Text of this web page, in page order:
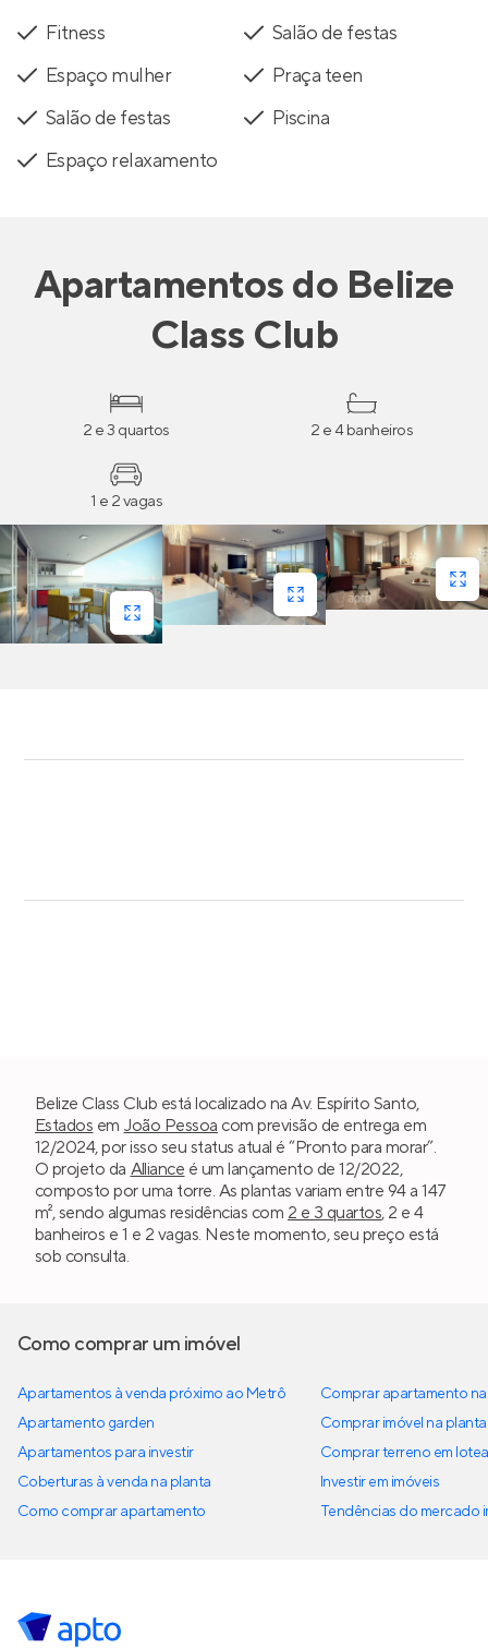
Fitness
Salão de festas
Espaço mulher
Praça teen
Salão de festas
Piscina
Espaço relaxamento
Apartamentosdo Belize
Class Club
2 e 3 quartos 2 e 4 banheiros
1 e 2 vagas
Belize Class Club está localizado na Av. Espírito Santo,
Estados em João Pessoa com previsão de entrega em
12/2024, por isso seu status atual é “Pronto para morar”.
O projeto da Alliance é um lançamento de 12/2022,
composto por uma torre. As plantas variam entre 94 a 147
m², sendo algumas residências com 2 e 3 quartos, 2 e 4
banheiros e 1 e 2 vagas. Neste momento, seu preço está
sob consulta.
Como comprar um imóvel
Apartamentos à venda próximo ao Metrô
Apartamento garden
Apartamentos para investir
Coberturas à venda na planta
Como comprar apartamento
Comprar apartamento
Comprar imóvel na planta
Comprar terreno em
Investir em imóveis
Tendências do mercado